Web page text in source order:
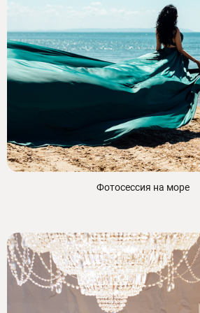
Фотосессия на море